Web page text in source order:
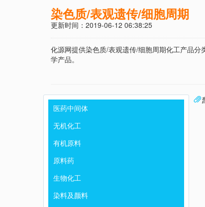
染色质/表观遗传/细胞周期
更新时间：2019-06-12 06:38:25
化源网提供染色质/表观遗传/细胞周期化工产品
学产品。
医药中间体
无机化工
有机原料
原料药
生物化工
染料及颜料